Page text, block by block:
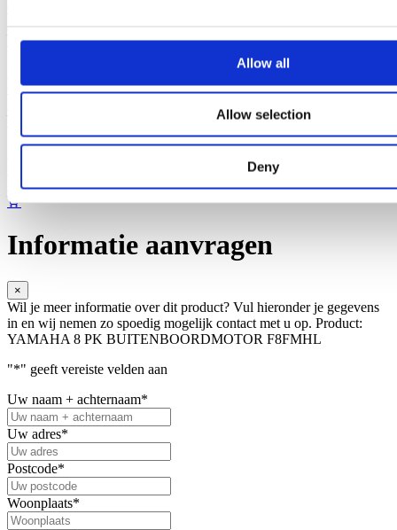
Allow all
Allow selection
Deny
YAMAHA F25GES 25 PK BUITENBOORDMOTOR
5.104,99
Incl. BTW
Informatie aanvragen
×
Wil je meer informatie over dit product? Vul hieronder je gegevens
in en wij nemen zo spoedig mogelijk contact met u op. Product:
YAMAHA 8 PK BUITENBOORDMOTOR F8FMHL
"*" geeft vereiste velden aan
Uw naam + achternaam*
Uw adres*
Postcode*
Woonplaats*